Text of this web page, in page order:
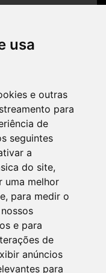
usa
e outras
para
de
seguintes
a
do site,
uma melhor
, para medir o
e para
de
anúncios
para
Brasil 21, 20º
915 - Brasília/DF
3801.
comercial
12h às 19h.
Conosco.